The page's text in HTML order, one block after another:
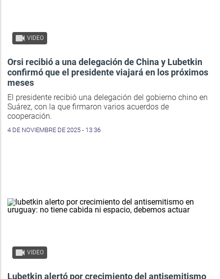
VIDEO
Orsi recibió a una delegación de China y Lubetkin
confirmó que el presidente viajará en los próximos
meses
El presidente recibió una delegación del gobierno chino en
Suárez, con la que firmaron varios acuerdos de
cooperación.
4 DE NOVIEMBRE DE 2025 - 13:36
VIDEO
Lubetkin alertó por crecimiento del antisemitismo